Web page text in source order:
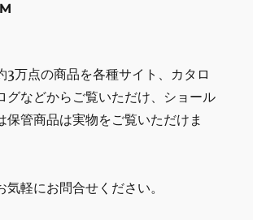
3万点の商品を各種サイト、カタロ
グなどからご覧いただけ、ショール
保管商品は実物をご覧いただけま
気軽にお問合せください。